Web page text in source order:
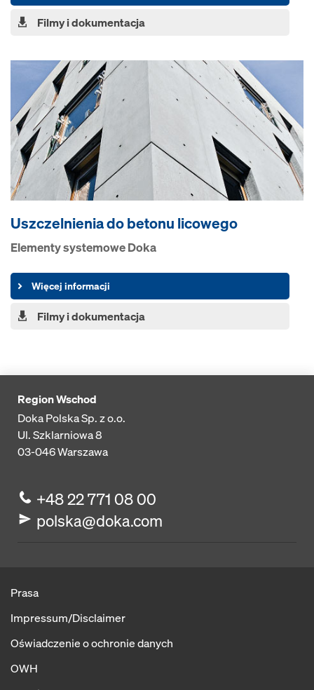
Filmy i dokumentacja
Uszczelnienia do betonu licowego
Elementy systemowe Doka
Więcej informacji
Filmy i dokumentacja
Region Wschod
Doka Polska Sp. z o.o.
Ul. Szklarniowa 8
03-046Warszawa
+48 22 771 08 00
polska@doka.com
Prasa
Impressum/Disclaimer
Oświadczenie o ochronie danych
OWH